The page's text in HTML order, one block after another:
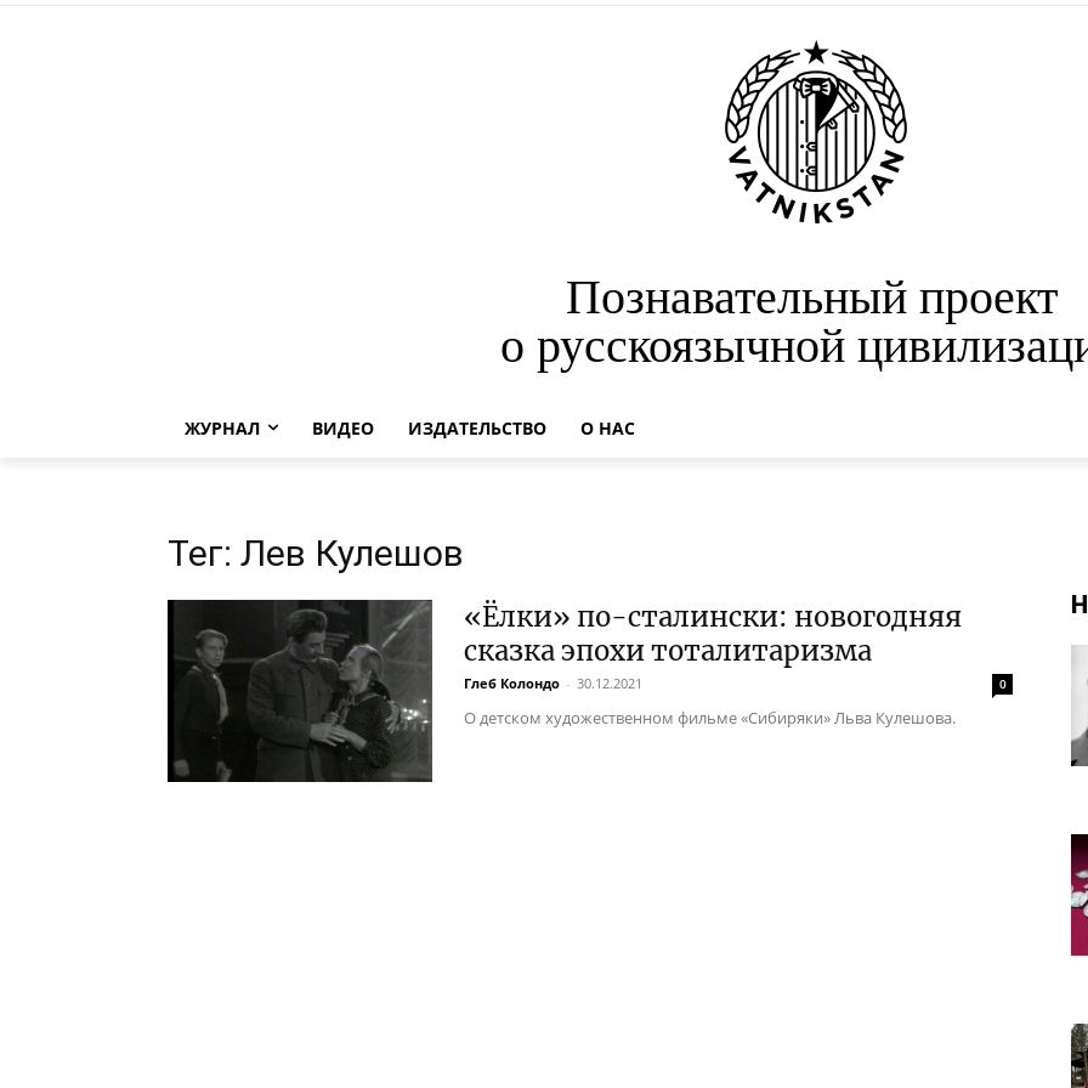
Познавательный проект
о русскоязычной
ЖУРНАЛ ВИДЕО ИЗДАТЕЛЬСТВО О НАС
Тег: Лев Кулешов
«Ёлки» по-сталински: новогодняя
сказка эпохи тоталитаризма
Глеб Колондо - 30.12.2021 0
О детском художественном фильме «Сибиряки» Льва Кулешова.